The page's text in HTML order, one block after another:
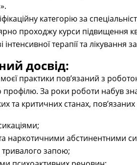
категорію за
проходжу курси підвищення
інтенсивної терапії та лікування
досвід:
практики пов’язаний з
профілю. За роки роботи набув
та критичних станах, пов’язаних
наркотичними абстинентними
запою;